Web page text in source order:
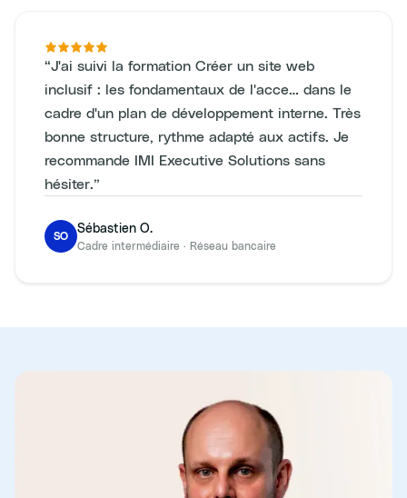
“J'ai suivi la formation Créer un site web
inclusif : les fondamentaux de l'acce… dans le
cadre d'un plan de développement interne. Très
bonne structure, rythme adapté aux actifs. Je
recommande IMI Executive Solutions sans
hésiter.”
SO
Sébastien O.
Cadre intermédiaire · Réseau bancaire